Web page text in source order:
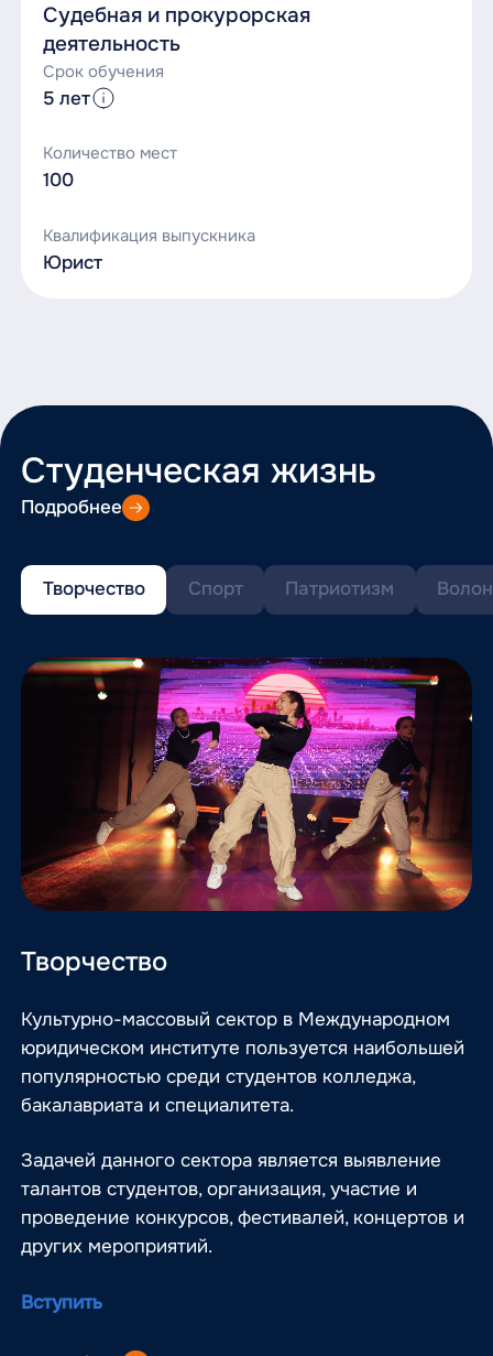
Судебная и прокурорская
деятельность
Срок обучения
5 лет
Количество мест
100
Квалификация выпускника
Юрист
Студенческая жизнь
Подробнее
Творчество Спорт Патриотизм
Творчество
Культурно-массовый сектор в Международном
юридическом институте пользуется наибольшей
популярностью среди студентов колледжа,
бакалавриата и специалитета.
Задачей данного сектора является выявление
талантов студентов, организация, участие и
проведение конкурсов, фестивалей, концертов и
других мероприятий.
Вступить